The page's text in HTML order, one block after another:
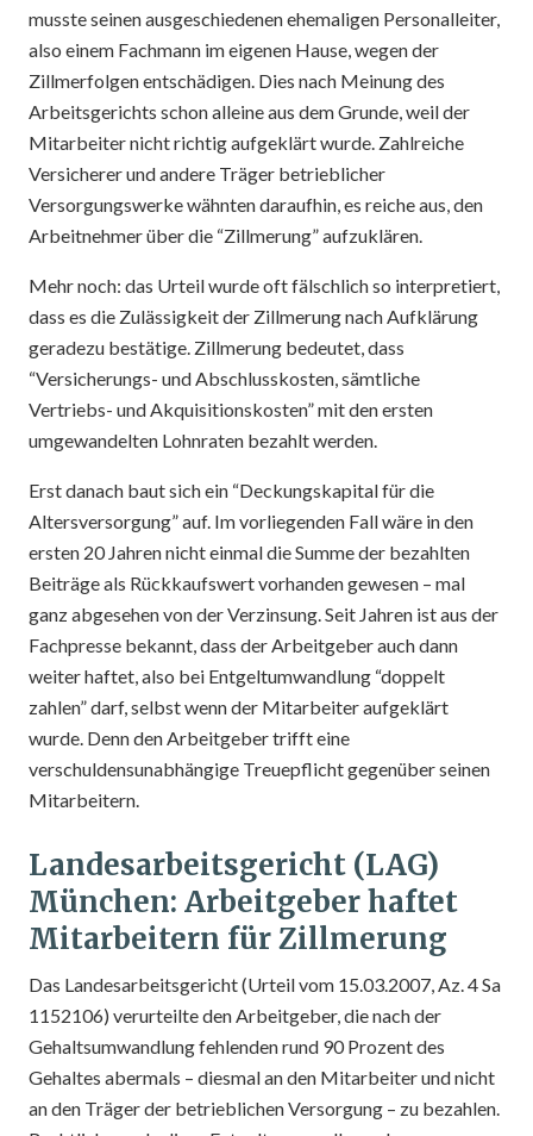
musste seinen ausgeschiedenen ehemaligen Personalleiter,
also einem Fachmann im eigenen Hause, wegen der
Zillmerfolgen entschädigen. Dies nach Meinung des
Arbeitsgerichts schon alleine aus dem Grunde, weil der
Mitarbeiter nicht richtig aufgeklärt wurde. Zahlreiche
Versicherer und andere Träger betrieblicher
Versorgungswerke wähnten daraufhin, es reiche aus, den
Arbeitnehmer über die “Zillmerung” aufzuklären.
Mehr noch: das Urteil wurde oft fälschlich so interpretiert,
dass es die Zulässigkeit der Zillmerung nach Aufklärung
geradezu bestätige. Zillmerung bedeutet, dass
“Versicherungs- und Abschlusskosten, sämtliche
Vertriebs- und Akquisitionskosten” mit den ersten
umgewandelten Lohnraten bezahlt werden.
Erst danach baut sich ein “Deckungskapital für die
Altersversorgung” auf. Im vorliegenden Fall wäre in den
ersten 20 Jahren nicht einmal die Summe der bezahlten
Beiträge als Rückkaufswert vorhanden gewesen – mal
ganz abgesehen von der Verzinsung. Seit Jahren ist aus der
Fachpresse bekannt, dass der Arbeitgeber auch dann
weiter haftet, also bei Entgeltumwandlung “doppelt
zahlen” darf, selbst wenn der Mitarbeiter aufgeklärt
wurde. Denn den Arbeitgeber trifft eine
verschuldensunabhängige Treuepflicht gegenüber seinen
Mitarbeitern.
Landesarbeitsgericht (LAG)
München: Arbeitgeber haftet
Mitarbeitern für Zillmerung
Das Landesarbeitsgericht (Urteil vom 15.03.2007, Az. 4 Sa
1152106) verurteilte den Arbeitgeber, die nach der
Gehaltsumwandlung fehlenden rund 90 Prozent des
Gehaltes abermals – diesmal an den Mitarbeiter und nicht
an den Träger der betrieblichen Versorgung – zu bezahlen.